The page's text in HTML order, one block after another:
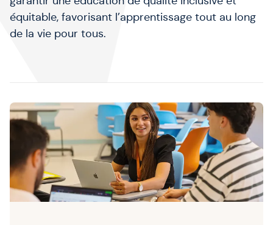
équitable, favorisant l’apprentissage tout au long
de la vie pour tous.